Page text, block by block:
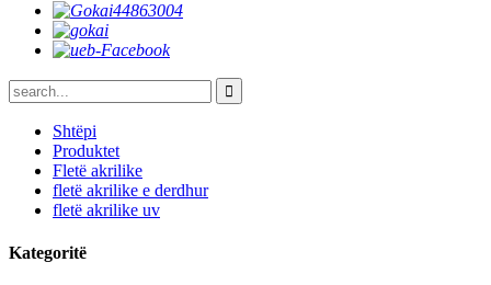
Shtëpi
Produktet
Fletë akrilike
fletë akrilike e derdhur
fletë akrilike uv
Kategoritë